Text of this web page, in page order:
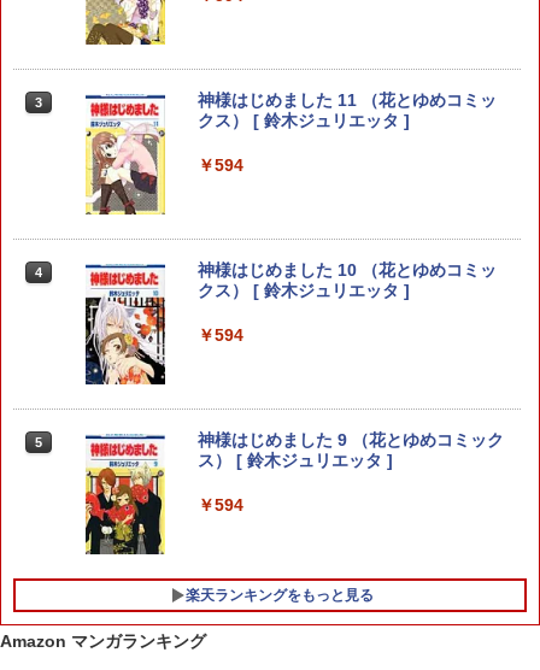
3
ロクのおかしな家 1 （ジャンプコミック
ス） [ 中村 充志 ]
￥572
4
カグラバチ 12 （ジャンプコミックス） [
外薗 健 ]
￥572
5
SAKAMOTO DAYS 28 （ジャンプコミ
ックス） [ 鈴木 祐斗 ]
￥572
3
【中古コミック】デッドマウント・デス
プレイ 全巻セット（1-16巻セット・以下
4
[8月下旬より発送予定][新品]ハナバス 苔
石花江のバスケ論 (1-6巻 最新刊) 全巻セ
5
【中古コミック】クラス転移で俺だけハ
ブられたので、同級生ハーレム作ること
続巻） もりたかたかし
3
神様はじめました 11 （花とゆめコミッ
クス） [ 鈴木ジュリエッタ ]
￥594
4
神様はじめました 10 （花とゆめコミッ
クス） [ 鈴木ジュリエッタ ]
￥594
5
神様はじめました 9 （花とゆめコミック
ス） [ 鈴木ジュリエッタ ]
￥594
楽天ランキングをもっと見る
Amazon マンガランキング